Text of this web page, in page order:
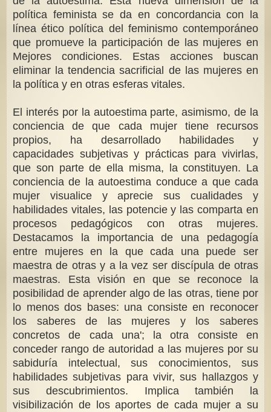
política feminista se da en concordancia con la
línea ético política del feminismo contemporáneo
que promueve la participación de las mujeres en
Mejores condiciones. Estas acciones buscan
eliminar la tendencia sacrificial de las mujeres en
la política y en otras esferas vitales.
El interés por la autoestima parte, asimismo, de la
conciencia de que cada mujer tiene recursos
propios, ha desarrollado habilidades y
capacidades subjetivas y prácticas para vivirlas,
que son parte de ella misma, la constituyen. La
conciencia de la autoestima conduce a que cada
mujer visualice y aprecie sus cualidades y
habilidades vitales, las potencie y las comparta en
procesos pedagógicos con otras mujeres.
Destacamos la importancia de una pedagogía
entre mujeres en la que cada una puede ser
maestra de otras y a la vez ser discípula de otras
maestras. Esta visión en que se reconoce la
posibilidad de aprender algo de las otras, tiene por
lo menos dos bases: una consiste en reconocer
los saberes de las mujeres y los saberes
concretos de cada una'; la otra consiste en
conceder rango de autoridad a las mujeres por su
sabiduría intelectual, sus conocimientos, sus
habilidades subjetivas para vivir, sus hallazgos y
sus descubrimientos. Implica también la
visibilización de los aportes de cada mujer a su